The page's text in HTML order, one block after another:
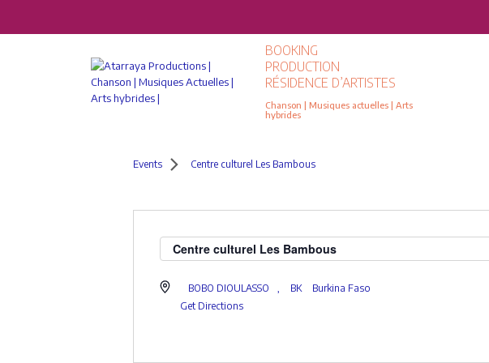
BOOKING
PRODUCTION
RÉSIDENCE D’ARTISTES
Chanson | Musiques actuelles | Arts
hybrides
Events Centre culturel Les Bambous
Centre culturel Les Bambous
BOBO DIOULASSO , BK
Burkina Faso
Get Directions